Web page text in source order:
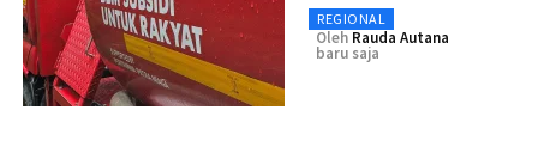
REGIONAL
Oleh Rauda Autana
baru saja